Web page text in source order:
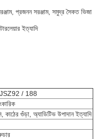
প্রজনন সরঞ্জাম, সমুদ্র সৈকত ভিজা
ইত্যাদি
/ 188
কাঠের গুঁড়া, অ্যাডিটিভ উপাদান ইত্যাদি